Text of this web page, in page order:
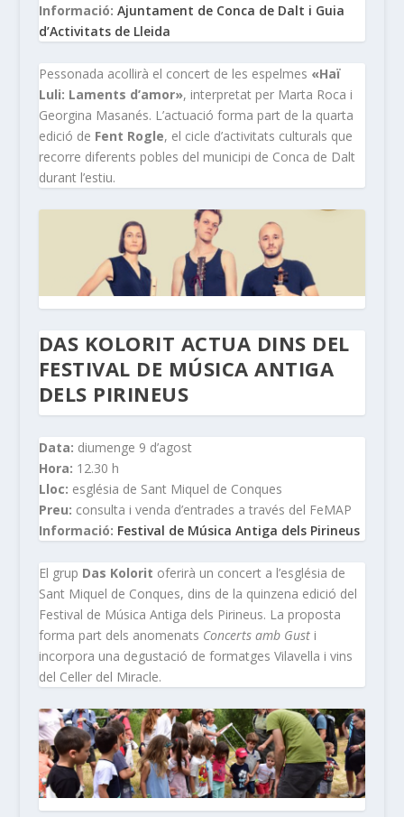
Informació: Ajuntament de Conca de Dalt i Guia
d’Activitats de Lleida
Pessonada acollirà el concert de les espelmes «Haï
Luli: Laments d’amor», interpretat per Marta Roca i
Georgina Masanés. L’actuació forma part de la quarta
edició de Fent Rogle, el cicle d’activitats culturals que
recorre diferents pobles del municipi de Conca de Dalt
durant l’estiu.
DAS KOLORIT ACTUA DINS DEL
FESTIVAL DE MÚSICA ANTIGA
DELS PIRINEUS
Data: diumenge 9 d’agost
Hora: 12.30 h
Lloc: església de Sant Miquel de Conques
Preu: consulta i venda d’entrades a través del FeMAP
Informació: Festival de Música Antiga dels Pirineus
El grup Das Kolorit oferirà un concert a l’església de
Sant Miquel de Conques, dins de la quinzena edició del
Festival de Música Antiga dels Pirineus. La proposta
forma part dels anomenats Concerts amb Gusti
incorpora una degustació de formatges Vilavella i vins
del Celler del Miracle.